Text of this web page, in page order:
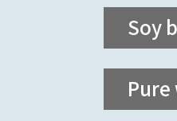
Soy
甘みよし
姫路緑大